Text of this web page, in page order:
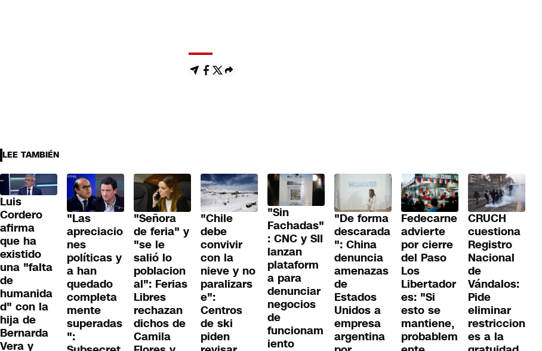
LEE TAMBIÉN
Luis
Cordero
afirma
que ha
existido
una "falta
de
humanida
d" con la
hija de
Bernarda
Vera y
"Las
apreciacio
nes
políticas y
a han
quedado
completa
mente
superadas
":
"Señora
de feria" y
"se le
salió lo
poblacion
al": Ferias
Libres
rechazan
dichos de
Camila
"Chile
debe
convivir
con la
nieve y no
paralizars
e":
Centros
de ski
piden
"Sin
Fachadas"
: CNC y SII
lanzan
plataform
a para
denunciar
negocios
de
funcionam
iento
"De forma
descarada
": China
denuncia
amenazas
de
Estados
Unidos a
empresa
argentina
Fedecarne
advierte
por cierre
del Paso
Los
Libertador
es: "Si
esto se
mantiene,
probablem
CRUCH
cuestiona
Registro
Nacional
de
Vándalos:
Pide
eliminar
restriccion
es a la